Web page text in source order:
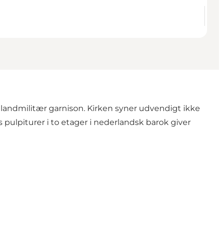
garnison. Kirken syner udvendigt ikke
i to etager i nederlandsk barok giver